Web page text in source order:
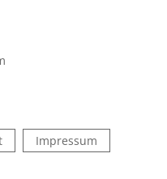
Impressum